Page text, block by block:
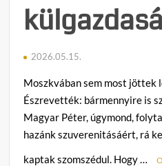
2026.05.15.
Moszkvában sem most jöttek
Észrevették: bármennyire is
Magyar Péter, úgymond,
hazánk szuverenitásáért, rá
kaptak szomszédul. Hogy …